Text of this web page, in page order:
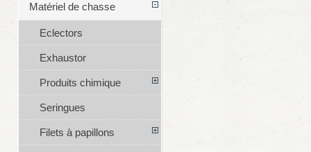
Matériel de chasse
Eclectors
Exhaustor
Produits chimique
Seringues
Filets à papillons